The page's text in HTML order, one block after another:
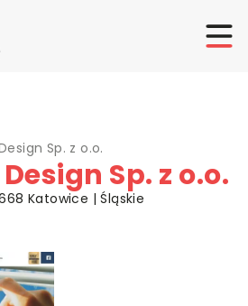
Sp. z o.o.
Sp. z o.o.
Katowice | Śląskie